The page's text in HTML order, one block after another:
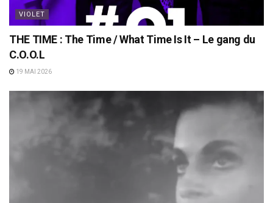
VIOLET
THE TIME : The Time / What Time Is It – Le gang du
C.O.O.L
19 MAI 2026